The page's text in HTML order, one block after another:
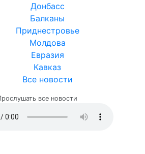
Донбасс
Балканы
Приднестровье
Молдова
Евразия
Кавказ
Все новости
все новости